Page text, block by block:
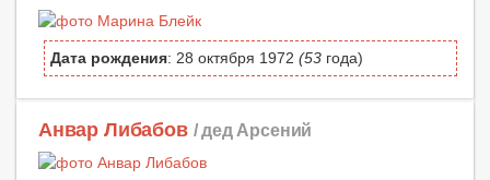
Дата рождения: 28 октября 1972 (53 года)
Анвар Либабов / дед Арсений